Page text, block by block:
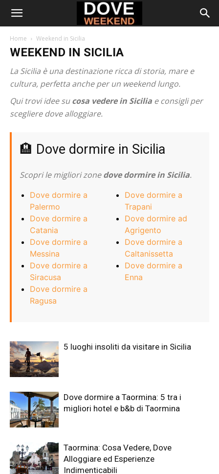
Home Weekend in Sicilia
WEEKEND IN SICILIA
La Sicilia è una destinazione ricca di storia, mare e
cultura, perfetta anche per un weekend lungo.
Qui trovi idee sucosa vedere in Sicilia e consigli per
scegliere dove alloggiare.
🏨 Dove dormire in Sicilia
Scopri le migliori zonedove dormire in Sicilia.
Dove dormire a
Palermo
Dove dormire a
Catania
Dove dormire a
Messina
Dove dormire a
Siracusa
Dove dormire a
Ragusa
Dove dormire a
Trapani
Dove dormire ad
Agrigento
Dove dormire a
Caltanissetta
Dove dormire a
Enna
5 luoghi insoliti da visitare in Sicilia
Dove dormire a Taormina: 5 tra i
migliori hotel e b&b di Taormina
Taormina: Cosa Vedere, Dove
Alloggiare ed Esperienze
Indimenticabili